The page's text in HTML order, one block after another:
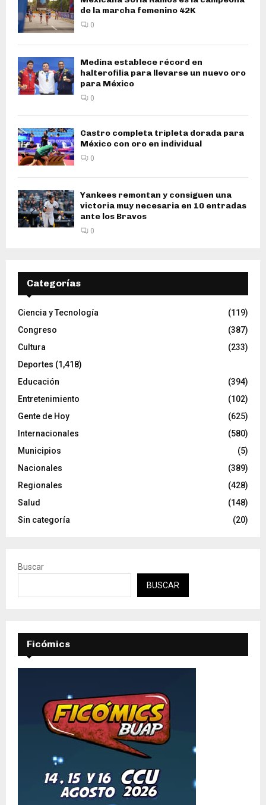
de la marcha femenino 42K
0
Medina establece récord en
halterofilia para llevarse un nuevo oro
para México
0
Castro completa tripleta dorada para
México con oro en individual
0
Yankees remontan y consiguen una
victoria muy necesaria en 10 entradas
ante los Bravos
0
Categorías
Ciencia y Tecnología
(119)
Congreso
(387)
Cultura
(233)
Deportes (1,418)
Educación
(394)
Entretenimiento
(102)
Gente de Hoy
(625)
Internacionales
(580)
Municipios
(5)
Nacionales
(389)
Regionales
(428)
Salud
(148)
Sin categoría
(20)
Buscar
BUSCAR
Ficómics